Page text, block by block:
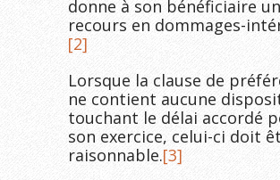
donne à son bénéficiaire un
recours en dommages-
[2]
Lorsque la clause de
ne contient aucune
touchant le délai accordé
son exercice, celui-ci doit
raisonnable.[3]